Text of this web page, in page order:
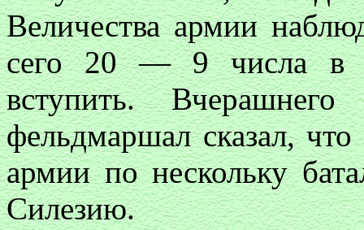
Величества армии
сего 20 — 9 числа в
вступить.
фельдмаршал сказал,
армии по нескольку
Силезию.